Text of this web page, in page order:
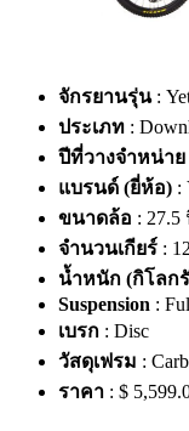
จักรยานรุ่น:
ประเภท :
ปีที่วางจำหน่าย
แบรนด์ (ยี่ห้อ) :
ขนาดล้อ : 27.5
จำนวนเกียร์ : 12
น้ำหนัก (กิโลก
Suspension :
เบรก : Disc
วัสดุเฟรม :
ราคา : $